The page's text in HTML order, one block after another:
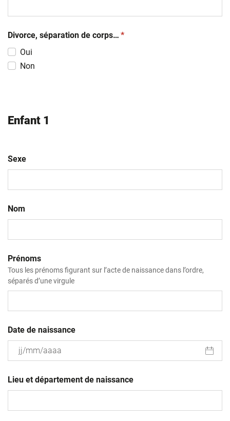
Divorce, séparation de corps… (obligatoire)
*
Oui
Non
Enfant 1
Sexe
Nom
Prénoms
Tous les prénoms figurant sur l’acte de naissance dans l’ordre,
séparés d’une virgule
Date de naissance
slash
MM
Lieu et département de naissance